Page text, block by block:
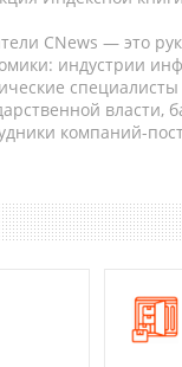
CNews — это
индустрии
компаний-